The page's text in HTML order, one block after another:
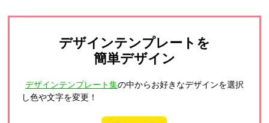
デザインテンプレートを
簡単デザイン
デザインテンプレート集の中からお好きなデザインを選択
し色や文字を変更！